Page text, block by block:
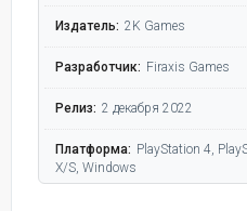
Издатель: 2K Games
Разработчик: Firaxis Games
Релиз: 2 декабря 2022
Платформа: PlayStation 4,
X/S, Windows